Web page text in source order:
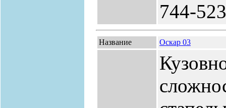
744-
Название Оскар 03